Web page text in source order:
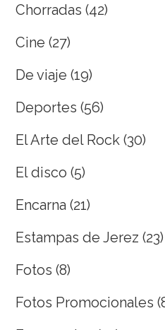
Chorradas (42)
Cine (27)
De viaje (19)
Deportes (56)
El Arte del Rock (30)
El disco (5)
Encarna (21)
Estampas de Jerez (23)
Fotos (8)
Fotos Promocionales